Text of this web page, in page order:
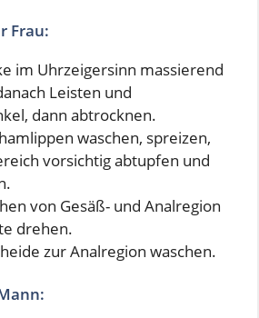
Frau:
im Uhrzeigersinn massierend
Leisten und
dann abtrocknen.
waschen, spreizen,
vorsichtig abtupfen und
von Gesäß- und Analregion
drehen.
zur Analregion waschen.